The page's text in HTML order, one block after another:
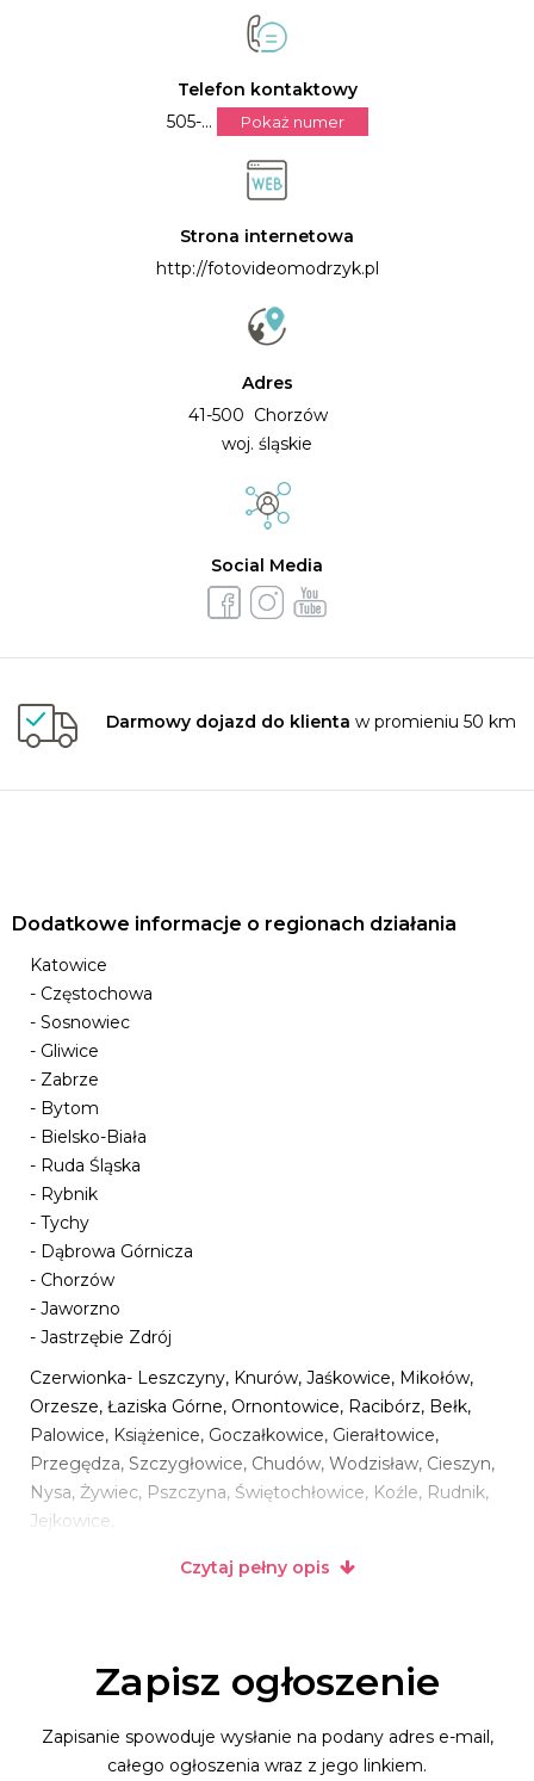
Telefon kontaktowy
505-...
Pokaż numer
Strona internetowa
http://fotovideomodrzyk.pl
Adres
41-500 Chorzów
woj. śląskie
Social Media
Darmowy dojazd do klienta w promieniu 50 km
Dodatkowe informacje o regionach działania
Katowice
- Częstochowa
- Sosnowiec
- Gliwice
- Zabrze
- Bytom
- Bielsko-Biała
- Ruda Śląska
- Rybnik
- Tychy
- Dąbrowa Górnicza
- Chorzów
- Jaworzno
- Jastrzębie Zdrój
Czerwionka- Leszczyny, Knurów, Jaśkowice, Mikołów,
Orzesze, Łaziska Górne, Ornontowice, Racibórz, Bełk,
Palowice, Książenice, Goczałkowice, Gierałtowice,
Przegędza, Szczygłowice, Chudów, Wodzisław, Cieszyn,
Nysa, Żywiec, Pszczyna, Świętochłowice, Koźle, Rudnik,
Jejkowice,
Czytaj pełny opis
Zapisz ogłoszenie
Zapisanie spowoduje wysłanie na podany adres e-mail,
całego ogłoszenia wraz z jego linkiem.